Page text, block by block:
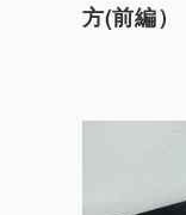
方(前編）